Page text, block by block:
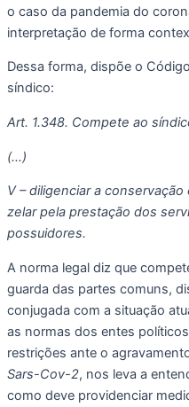
o caso da pandemia do
interpretação de forma
Dessa forma, dispõe o
síndico:
Art. 1.348. Compete ao
(…)
V – diligenciar a
zelar pela prestação dos
possuidores.
A norma legal diz que
guarda das partes comuns,
conjugada com a situação
as normas dos entes
Sars-Cov-2, nos leva a
como deve providenciar